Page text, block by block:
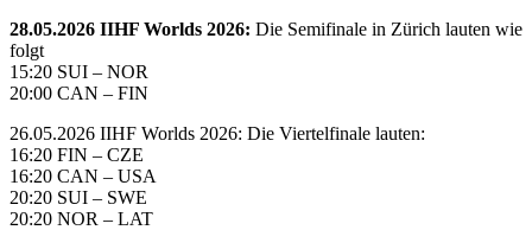
28.05.2026 IIHF Worlds 2026: Die Semifinale in Zürich lauten wie
folgt
15:20 SUI – NOR
20:00 CAN – FIN
26.05.2026 IIHF Worlds 2026: Die Viertelfinale lauten:
16:20 FIN – CZE
16:20 CAN – USA
20:20 SUI – SWE
20:20 NOR – LAT